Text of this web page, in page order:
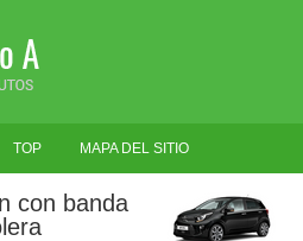
TOP MAPA DEL SITIO
con banda